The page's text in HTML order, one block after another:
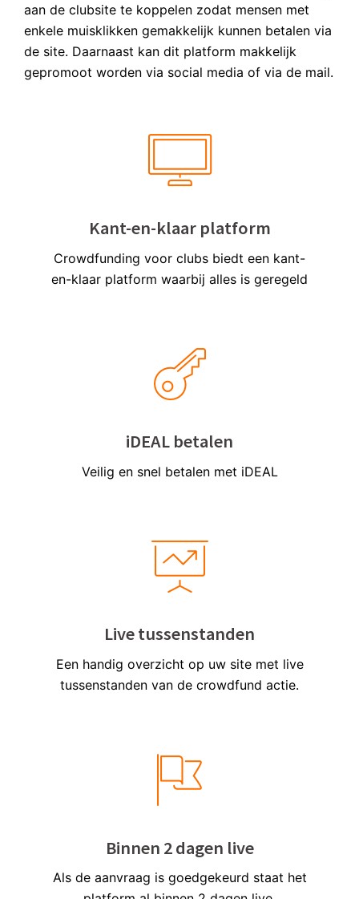
aan de clubsite te koppelen zodat mensen met
enkele muisklikken gemakkelijk kunnen betalen via
de site. Daarnaast kan dit platform makkelijk
gepromoot worden via social media of via de mail.
Kant-en-klaar platform
Crowdfunding voor clubs biedt een kant-
en-klaar platform waarbij alles is geregeld
iDEAL betalen
Veilig en snel betalen met iDEAL
Live tussenstanden
Een handig overzicht op uw site met live
tussenstanden van de crowdfund actie.
Binnen 2 dagen live
Als de aanvraag is goedgekeurd staat het